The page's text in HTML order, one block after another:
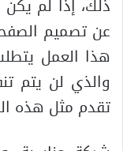
ذلك، إذا لم
عن تصميم
هذا العمل
والذي لن يتم
تقدم مثل هذه